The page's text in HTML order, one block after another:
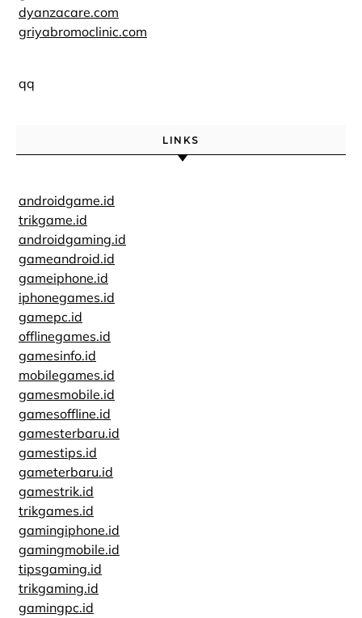
dyanzacare.com
griyabromoclinic.com
qq
LINKS
androidgame.id
trikgame.id
androidgaming.id
gameandroid.id
gameiphone.id
iphonegames.id
gamepc.id
offlinegames.id
gamesinfo.id
mobilegames.id
gamesmobile.id
gamesoffline.id
gamesterbaru.id
gamestips.id
gameterbaru.id
gamestrik.id
trikgames.id
gamingiphone.id
gamingmobile.id
tipsgaming.id
trikgaming.id
gamingpc.id